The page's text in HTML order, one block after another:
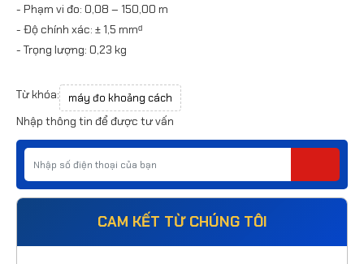
- Phạm vi đo: 0,08 – 150,00 m
- Độ chính xác: ± 1,5 mmᵈ
- Trọng lượng: 0,23 kg
Từ khóa: máy đo khoảng cách
Nhập thông tin để được tư vấn
CAM KẾT TỪ CHÚNG TÔI